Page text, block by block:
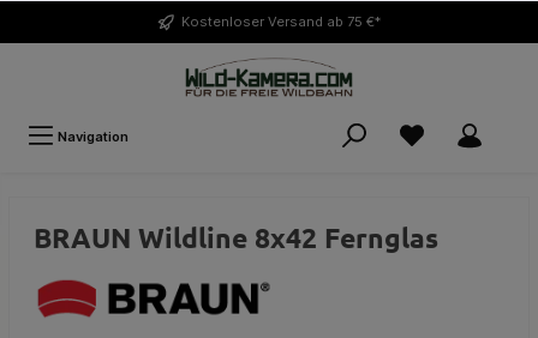
Kostenloser Versand ab 75 €*
Navigation
BRAUN Wildline 8x42 Fernglas